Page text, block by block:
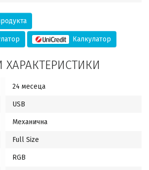
Калкулатор
ХАРАКТЕРИСТИКИ
24 месеца
USB
Механична
Full Size
RGB